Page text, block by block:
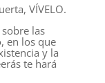
VÍVELO.
las
en los que
y la
te hará